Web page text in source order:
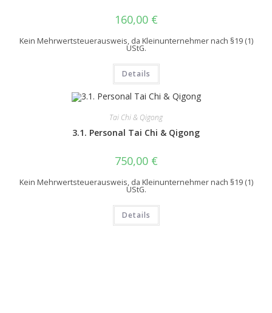
160,00 €
Kein Mehrwertsteuerausweis, da Kleinunternehmer nach §19 (1)
UStG.
Details
Tai Chi & Qigong
3.1. Personal Tai Chi & Qigong
750,00 €
Kein Mehrwertsteuerausweis, da Kleinunternehmer nach §19 (1)
UStG.
Details